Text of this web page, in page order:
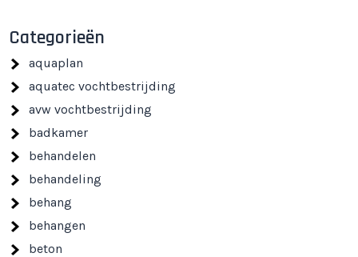
Categorieën
aquaplan
aquatec vochtbestrijding
avw vochtbestrijding
badkamer
behandelen
behandeling
behang
behangen
beton